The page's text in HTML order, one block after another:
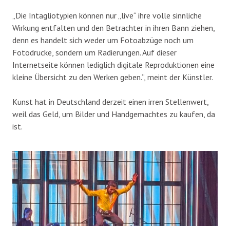
„Die Intagliotypien können nur „live“ ihre volle sinnliche
Wirkung entfalten und den Betrachter in ihren Bann ziehen,
denn es handelt sich weder um Fotoabzüge noch um
Fotodrucke, sondern um Radierungen. Auf dieser
Internetseite können lediglich digitale Reproduktionen eine
kleine Übersicht zu den Werken geben.“, meint der Künstler.
Kunst hat in Deutschland derzeit einen irren Stellenwert,
weil das Geld, um Bilder und Handgemachtes zu kaufen, da
ist.